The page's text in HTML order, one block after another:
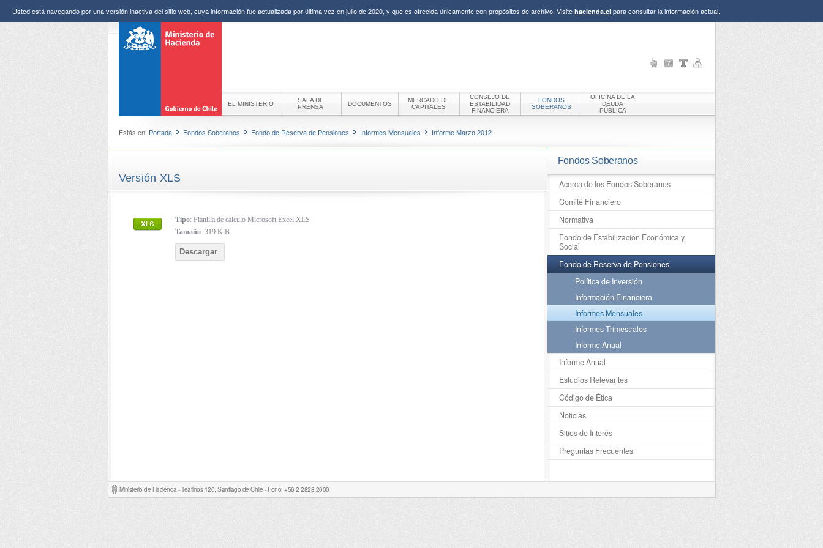
Usted está navegando por una versión inactiva del sitio web, cuya información fue actualizada por última vez en julio de 2020, y que es ofrecida únicamente con propósitos de archivo. Visite hacienda.cl para consultar la información actual.
EL MINISTERIO
SALA DE
PRENSA
DOCUMENTOS
MERCADO DE
CAPITALES
CONSEJO DE
ESTABILIDAD
FINANCIERA
FONDOS
SOBERANOS
OFICINA DE LA
DEUDA
PÚBLICA
Estás en: Portada Fondos Soberanos Fondo de Reserva de Pensiones Informes Mensuales Informe Marzo 2012
Fondos Soberanos
Acerca de los Fondos Soberanos
Comité Financiero
Normativa
Fondo de Estabilización Económica y
Social
Fondo de Reserva de Pensiones
Política de Inversión
Información Financiera
Informes Mensuales
Informes Trimestrales
Informe Anual
Informe Anual
Estudios Relevantes
Código de Ética
Noticias
Sitios de Interés
Preguntas Frecuentes
Versión XLS
Tipo: Planilla de cálculo Microsoft Excel XLS
Tamaño: 319 KiB
Descargar
Ministerio de Hacienda - Teatinos 120, Santiago de Chile - Fono: +56 2 2828 2000